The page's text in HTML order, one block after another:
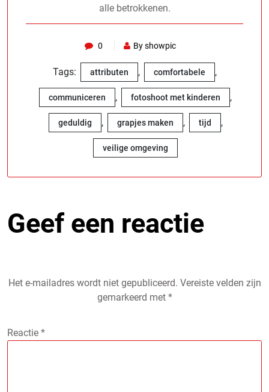
alle betrokkenen.
0 By showpic
Tags: attributen , comfortabele ,
communiceren , fotoshoot met kinderen ,
geduldig , grapjes maken , tijd ,
veilige omgeving
Geef een reactie
Het e-mailadres wordt niet gepubliceerd. Vereiste velden zijn
gemarkeerd met *
Reactie *